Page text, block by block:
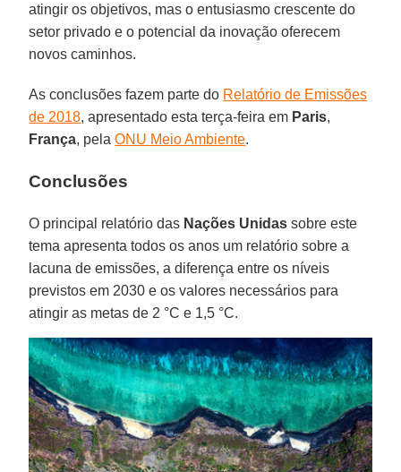
atingir os objetivos, mas o entusiasmo crescente do
setor privado e o potencial da inovação oferecem
novos caminhos.
As conclusões fazem parte do Relatório de Emissões
de 2018, apresentado esta terça-feira em Paris,
França, pelaONU Meio Ambiente.
Conclusões
O principal relatório das Nações Unidas sobre este
tema apresenta todos os anos um relatório sobre a
lacuna de emissões, a diferença entre os níveis
previstos em 2030 e os valores necessários para
atingir as metas de 2 °C e 1,5 °C.